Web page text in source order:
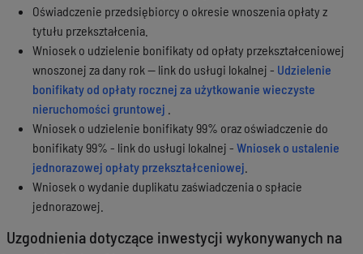
Oświadczenie przedsiębiorcy o okresie wnoszenia opłaty z
tytułu przekształcenia.
Wniosek o udzielenie bonifikaty od opłaty przekształceniowej
wnoszonej za dany rok — link do usługi lokalnej - Udzielenie
bonifikaty od opłaty rocznej za użytkowanie wieczyste
nieruchomości gruntowej
Wniosek o udzielenie bonifikaty 99% oraz oświadczenie do
bonifikaty 99% - link do usługi lokalnej - Wniosek o ustalenie
jednorazowej opłaty przekształceniowej
Wniosek o wydanie duplikatu zaświadczenia o spłacie
jednorazowej.
Uzgodnienia dotyczące inwestycji wykonywanych na